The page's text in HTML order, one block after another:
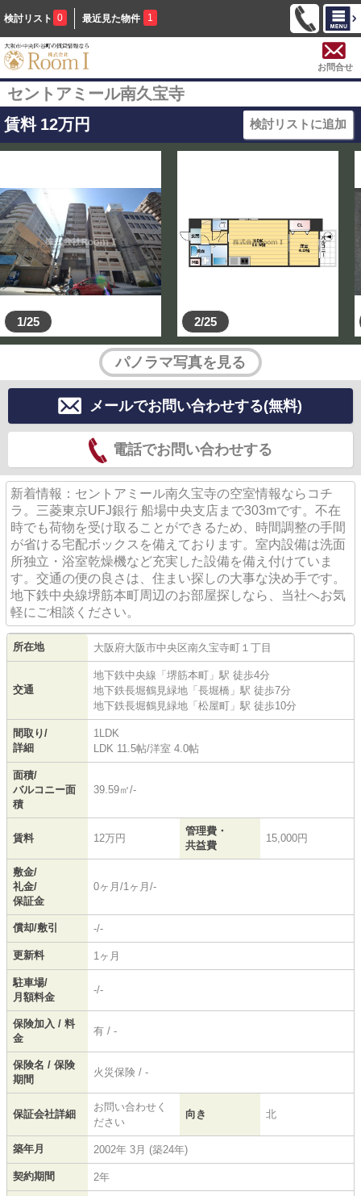
検討リスト 0 最近見た物件 1
お問合せ
セントアミール南久宝寺
賃料 12万円 検討リストに追加
1/25 2/25
パノラマ写真を見る
メールでお問い合わせする(無料)
電話でお問い合わせする
新着情報：セントアミール南久宝寺の空室情報ならコチ
ラ。三菱東京UFJ銀行 船場中央支店まで303mです。不在
時でも荷物を受け取ることができるため、時間調整の手間
が省ける宅配ボックスを備えております。室内設備は洗面
所独立・浴室乾燥機など充実した設備を備え付けていま
す。交通の便の良さは、住まい探しの大事な決め手です。
地下鉄中央線堺筋本町周辺のお部屋探しなら、当社へお気
軽にご相談ください。
所在地 大阪府大阪市中央区南久宝寺町 １丁目
交通
地下鉄中央線 「 堺筋本町 」駅 徒歩4分
地下鉄長堀鶴見緑地 「 長堀橋 」駅 徒歩7分
地下鉄長堀鶴見緑地 「 松屋町 」駅 徒歩10分
間取り/
詳細
1LDK
LDK 11.5帖/洋室 4.0帖
面積/
バルコニー面
積
39.59㎡/-
賃料 12万円
管理費・
共益費
15,000円
敷金/
礼金/
保証金
0ヶ月/1ヶ月/-
償却/敷引 -/-
更新料 1ヶ月
駐車場/
月額料金
-/-
保険加入 / 料
金
有 / -
保険名 / 保険
期間
火災保険 / -
保証会社詳細
お問い合わせく
ださい
向き 北
築年月 2002年 3月 (築24年)
契約期間 2年